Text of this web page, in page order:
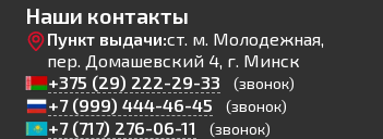
Наши контакты
Пункт выдачи:ст. м. Молодежная,
пер. Домашевский 4, г. Минск
+375 (29) 222-29-33
(звонок)
+7 (999) 444-46-45 (звонок)
+7 (717) 276-06-11 (звонок)